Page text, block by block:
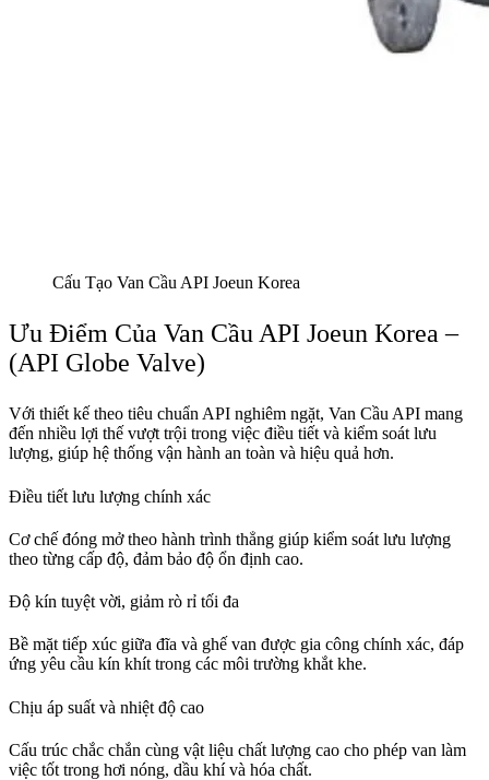
Cấu Tạo Van Cầu API Joeun Korea
Ưu Điểm Của Van Cầu API Joeun Korea –
(API Globe Valve)
Với thiết kế theo tiêu chuẩn API nghiêm ngặt, Van Cầu API mang
đến nhiều lợi thế vượt trội trong việc điều tiết và kiểm soát lưu
lượng, giúp hệ thống vận hành an toàn và hiệu quả hơn.
Điều tiết lưu lượng chính xác
Cơ chế đóng mở theo hành trình thẳng giúp kiểm soát lưu lượng
theo từng cấp độ, đảm bảo độ ổn định cao.
Độ kín tuyệt vời, giảm rò rỉ tối đa
Bề mặt tiếp xúc giữa đĩa và ghế van được gia công chính xác, đáp
ứng yêu cầu kín khít trong các môi trường khắt khe.
Chịu áp suất và nhiệt độ cao
Cấu trúc chắc chắn cùng vật liệu chất lượng cao cho phép van làm
việc tốt trong hơi nóng, dầu khí và hóa chất.